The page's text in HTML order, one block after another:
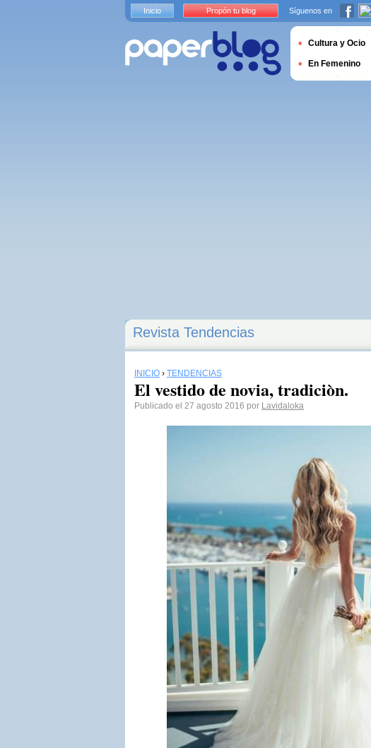
Revista Tendencias
INICIO › TENDENCIAS
El vestido de novia, tradiciòn.
Publicado el 27 agosto 2016 por Lavidaloka
Inicio Propón tu blog Síguenos en
Cultura y Ocio
En Femenino